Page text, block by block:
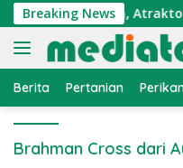
Langsung
ke
konten
Breaking News
Nelayan, Atraktor
Berita Pertanian
Brahman Cross dari